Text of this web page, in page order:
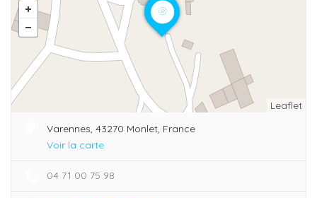
Leaflet
Varennes, 43270 Monlet, France
Voir la carte
04 71 00 75 98